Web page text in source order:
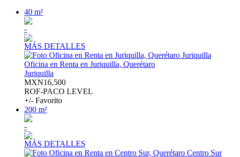
40 m²
-
MÁS DETALLES
Oficina en Renta en Juriquilla, Querétaro
Juriquilla
MXN16,500
ROF-PACO LEVEL
+/- Favorito
200 m²
-
MÁS DETALLES